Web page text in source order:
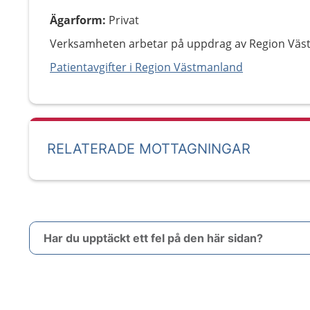
Ägarform: Privat
Verksamheten arbetar på uppdrag av Region
Patientavgifter i Region Västmanland
RELATERADE MOTTAGNINGAR
Har du upptäckt ett fel på den här sidan?